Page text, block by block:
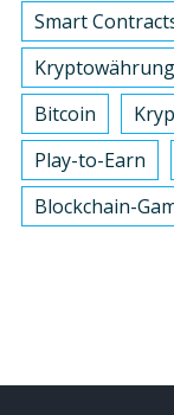
Smart
Bitcoin
Play-to-Earn
Blockchain-